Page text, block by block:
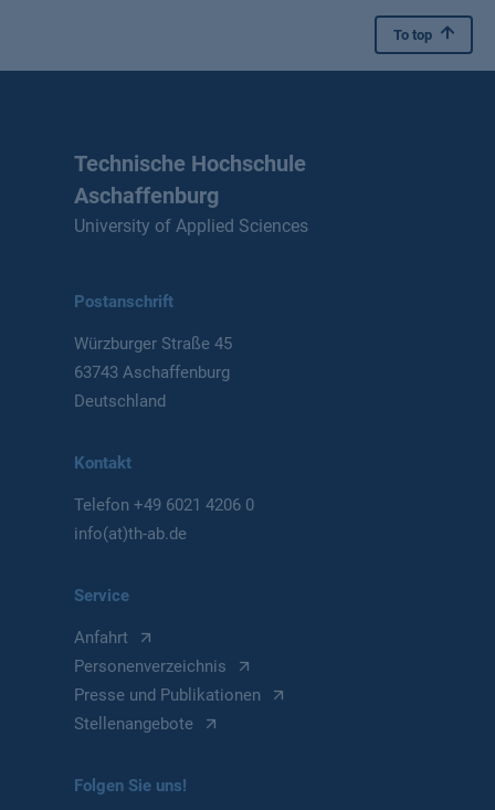
To top
Technische Hochschule
Aschaffenburg
University of Applied Sciences
Postanschrift
Würzburger Straße 45
63743 Aschaffenburg
Deutschland
Kontakt
Telefon+49 6021 4206 0
info(at)th-ab.de
Service
Anfahrt
Personenverzeichnis
Presse und Publikationen
Stellenangebote
Folgen Sie uns!